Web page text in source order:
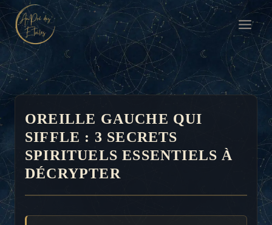
Aller
au
contenu
OREILLE GAUCHE QUI
SIFFLE : 3 SECRETS
SPIRITUELS ESSENTIELS À
DÉCRYPTER